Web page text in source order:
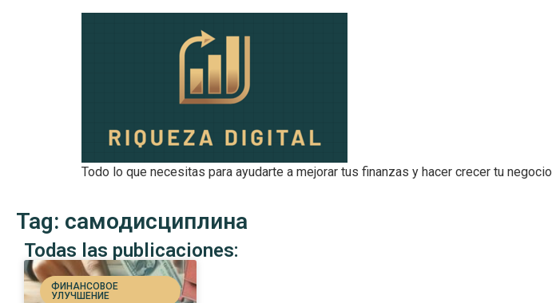
Todo lo que necesitas para ayudarte a mejorar tus finanzas y hacer crecer tu negocio
Tag: самодисциплина
Todas las publicaciones:
ФИНАНСОВОЕ
УЛУЧШЕНИЕ